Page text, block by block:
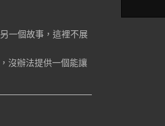
一個故事，這裡不展
沒辦法提供一個能讓